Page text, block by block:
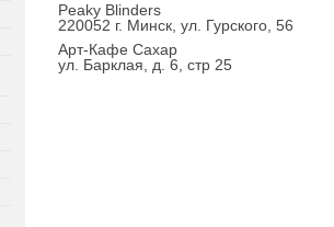
Peaky Blinders
220052 г. Минск, ул. Гурского, 56
Арт-Кафе Сахар
ул. Барклая, д. 6, стр 25